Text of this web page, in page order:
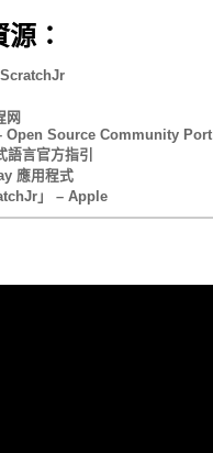
：
网
Open Source Community Port
言官方指引
應用程式
」 – Apple